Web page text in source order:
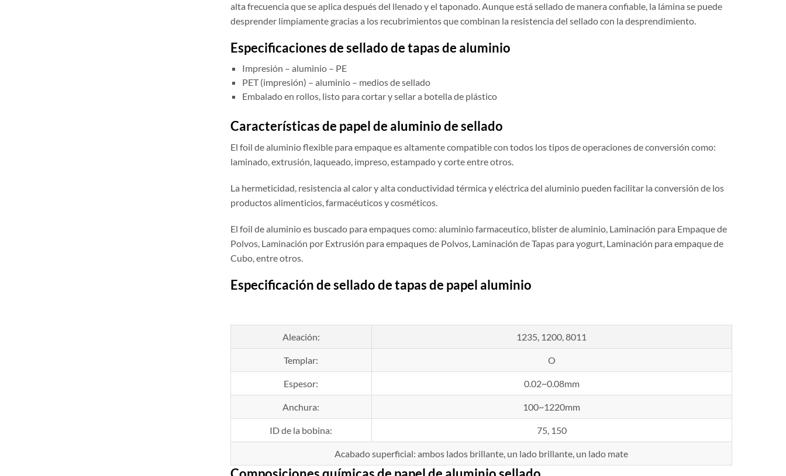
alta frecuencia que se aplica después del llenado y el taponado. Aunque está sellado de manera confiable, la lámina se puede
desprender limpiamente gracias a los recubrimientos que combinan la resistencia del sellado con la desprendimiento.
Especificacionesdesellado de tapas de aluminio
Impresión – aluminio – PE
PET (impresión) – aluminio – medios de sellado
Embalado en rollos, listo para cortar y sellar a botella de plástico
Características de papel de aluminio de sellado
El foil de aluminio flexible para empaque es altamente compatible con todos los tipos de operaciones de conversión como:
laminado, extrusión, laqueado, impreso, estampado y corte entre otros.
La hermeticidad, resistencia al calor y alta conductividad térmica y eléctrica del aluminio pueden facilitar la conversión de los
productos alimenticios, farmacéuticos y cosméticos.
El foil de aluminio es buscado para empaques como: aluminio farmaceutico, blister de aluminio, Laminación para Empaque de
Polvos, Laminación por Extrusión para empaques de Polvos, Laminación de Tapas para yogurt, Laminación para empaque de
Cubo, entre otros.
Especificación desellado de tapas de papel aluminio
Aleación: 1235, 1200, 8011
Templar: O
Espesor: 0.02~0.08mm
Anchura: 100~1220mm
ID de la bobina: 75, 150
Acabado superficial: ambos lados brillante, un lado brillante, un lado mate